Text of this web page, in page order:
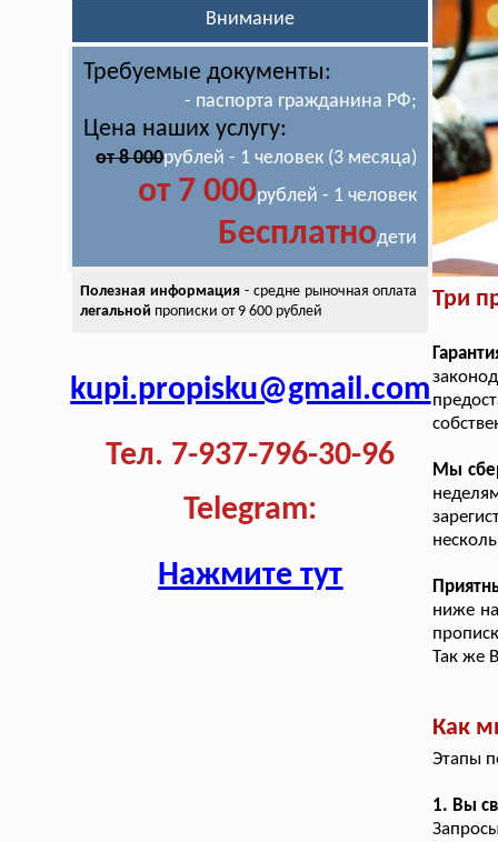
Внимание
Требуемые документы:
- паспорта гражданина РФ;
Цена наших услугу:
от 8 000рублей - 1 человек (3 месяца)
от 7 000рублей - 1 человек
Бесплатнодети
Полезная информация- средне рыночная оплата
легальной прописки от 9 600 рублей
kupi.propisku@gmail.com
Тел. 7-937-796-30-96
Telegram:
Нажмите тут
Три
Мы
ниже
Так же
Как
Этапы
1. Вы